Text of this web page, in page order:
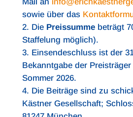
sowie über das
Die Preissummebeträgt
Staffelung möglich).
Einsendeschluss ist der
Bekanntgabe der
Sommer 2026.
Die Beiträge sind zu
Kästner Gesellschaft;